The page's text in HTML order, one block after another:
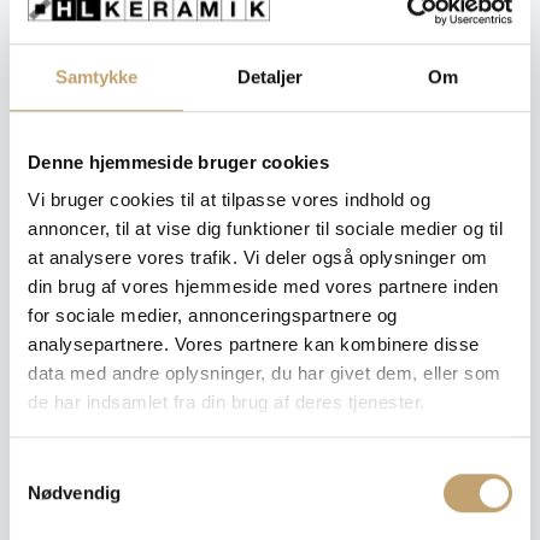
Samtykke Detaljer Om
Denne hjemmeside bruger cookies
Vi bruger cookies til at tilpasse vores indhold og
annoncer, til at vise dig funktioner til sociale medier og til
at analysere vores trafik. Vi deler også oplysninger om
din brug af vores hjemmeside med vores partnere inden
for sociale medier, annonceringspartnere og
analysepartnere. Vores partnere kan kombinere disse
data med andre oplysninger, du har givet dem, eller som
de har indsamlet fra din brug af deres tjenester.
Nødvendig
Overflade
Mat
Størrelse : 7,5x30 cm
7,5x30 cm
Tykkelse : 8 mm